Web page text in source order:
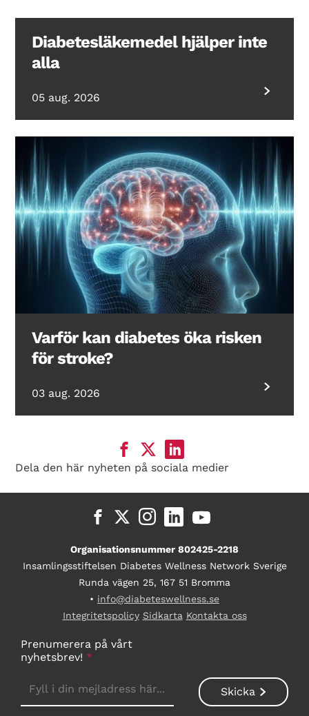
Diabetesläkemedel hjälper inte
alla
05 aug. 2026
Varför kan diabetes öka risken
för stroke?
03 aug. 2026
Dela den här nyheten på sociala medier
Organisationsnummer 802425-2218
Insamlingsstiftelsen Diabetes Wellness Network Sverige
Runda vägen 25, 167 51 Bromma
• info@diabeteswellness.se
Integritetspolicy Sidkarta Kontakta oss
Prenumerera på vårt
nyhetsbrev! *